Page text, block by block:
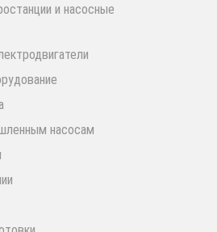
и насосные
насосам